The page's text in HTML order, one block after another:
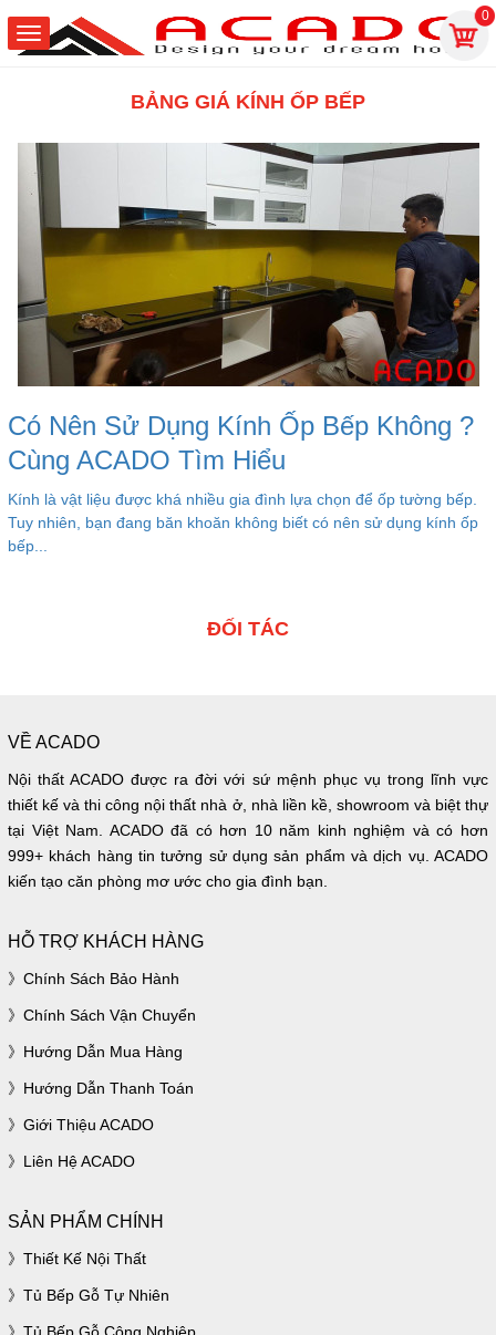
0
BẢNG GIÁ KÍNH ỐP BẾP
Có Nên Sử Dụng Kính Ốp Bếp Không ?
Cùng ACADO Tìm Hiểu
Kính là vật liệu được khá nhiều gia đình lựa chọn để ốp tường bếp.
Tuy nhiên, bạn đang băn khoăn không biết có nên sử dụng kính ốp
bếp...
ĐỐI TÁC
VỀ ACADO
Nội thất ACADO được ra đời với sứ mệnh phục vụ trong lĩnh vực
thiết kế và thi công nội thất nhà ở, nhà liền kề, showroom và biệt thự
tại Việt Nam. ACADO đã có hơn 10 năm kinh nghiệm và có hơn
999+ khách hàng tin tưởng sử dụng sản phẩm và dịch vụ. ACADO
kiến tạo căn phòng mơ ước cho gia đình bạn.
HỖ TRỢ KHÁCH HÀNG
Chính Sách Bảo Hành
Chính Sách Vận Chuyển
Hướng Dẫn Mua Hàng
Hướng Dẫn Thanh Toán
Giới Thiệu ACADO
Liên Hệ ACADO
SẢN PHẨM CHÍNH
Thiết Kế Nội Thất
Tủ Bếp Gỗ Tự Nhiên